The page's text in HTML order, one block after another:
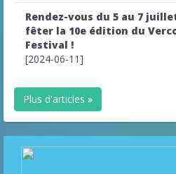
Rendez-vous du 5 au 7
fêter la 10e édition du
Festival !
[2024-06-11]
Plus d'articles »